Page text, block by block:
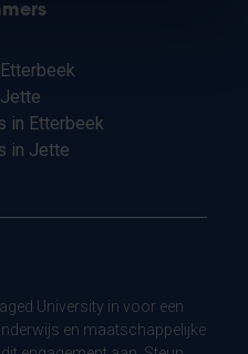
in Etterbeek
in Jette
University in voor een
en maatschappelijke